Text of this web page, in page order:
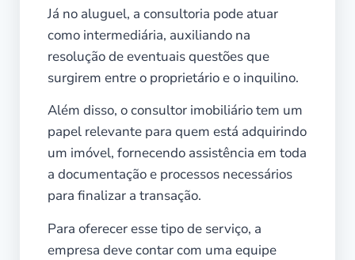
Já no aluguel, a consultoria pode atuar
como intermediária, auxiliando na
resolução de eventuais questões que
surgirem entre o proprietário e o inquilino.
Além disso, o consultor imobiliário tem um
papel relevante para quem está adquirindo
um imóvel, fornecendo assistência em toda
a documentação e processos necessários
para finalizar a transação.
Para oferecer esse tipo de serviço, a
empresa deve contar com uma equipe